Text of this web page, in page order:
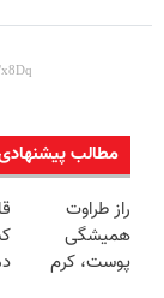
مطالب
راز طراوت
همیشگی
پوست، کرم